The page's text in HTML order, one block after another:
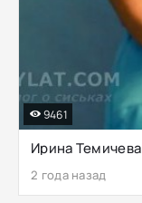
Ирина Темичева
2 года назад
9461